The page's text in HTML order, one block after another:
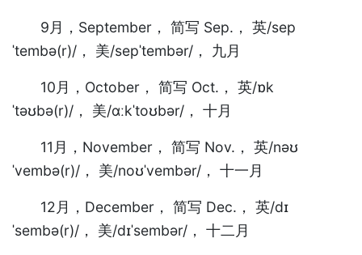
9月，September， 简写 Sep.， 英/sep
ˈtembə(r)/， 美/sepˈtembər/， 九月
10月，October， 简写 Oct.， 英/ɒk
ˈtəʊbə(r)/， 美/ɑːkˈtoʊbər/， 十月
11月，November， 简写 Nov.， 英/nəʊ
ˈvembə(r)/， 美/noʊˈvembər/， 十一月
12月，December， 简写 Dec.， 英/dɪ
ˈsembə(r)/， 美/dɪˈsembər/， 十二月